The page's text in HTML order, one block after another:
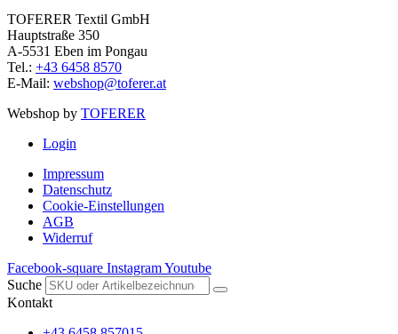
TOFERER Textil GmbH
Hauptstraße 350
A-5531 Eben im Pongau
Tel.: +43 6458 8570
E-Mail: webshop@toferer.at
Webshop by TOFERER
Login
Impressum
Datenschutz
Cookie-Einstellungen
AGB
Widerruf
Facebook-square InstagramYoutube
Suche
Kontakt